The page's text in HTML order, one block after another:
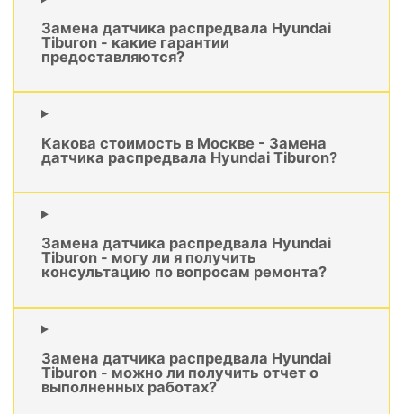
Замена датчика распредвала Hyundai
Tiburon - какие гарантии
предоставляются?
Какова стоимость в Москве - Замена
датчика распредвала Hyundai Tiburon?
Замена датчика распредвала Hyundai
Tiburon - могу ли я получить
консультацию по вопросам ремонта?
Замена датчика распредвала Hyundai
Tiburon - можно ли получить отчет о
выполненных работах?